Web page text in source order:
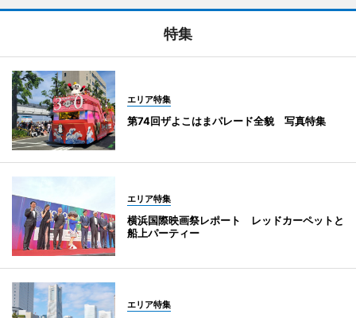
特集
エリア特集
第74回ザよこはまパレード全貌 写真特集
エリア特集
横浜国際映画祭レポート レッドカーペットと
船上パーティー
エリア特集